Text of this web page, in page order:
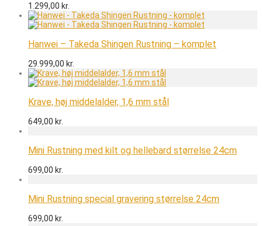
1.299,00 kr.
Hanwei – Takeda Shingen Rustning – komplet
29.999,00 kr.
Krave, høj middelalder, 1,6 mm stål
649,00 kr.
Mini Rustning med kilt og hellebard størrelse 24cm
699,00 kr.
Mini Rustning special gravering størrelse 24cm
699,00 kr.